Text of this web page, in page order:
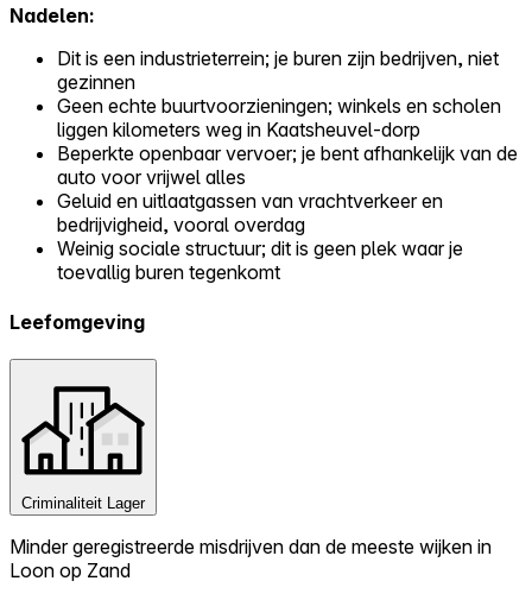
Nadelen:
Dit is een industrieterrein; je buren zijn bedrijven, niet
gezinnen
Geen echte buurtvoorzieningen; winkels en scholen
liggen kilometers weg in Kaatsheuvel-dorp
Beperkte openbaar vervoer; je bent afhankelijk van de
auto voor vrijwel alles
Geluid en uitlaatgassen van vrachtverkeer en
bedrijvigheid, vooral overdag
Weinig sociale structuur; dit is geen plek waar je
toevallig buren tegenkomt
Leefomgeving
Criminaliteit Lager
Minder geregistreerde misdrijven dan de meeste wijken in
Loon op Zand